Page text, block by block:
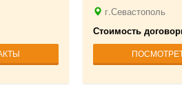
г.Севастополь
Стоимость